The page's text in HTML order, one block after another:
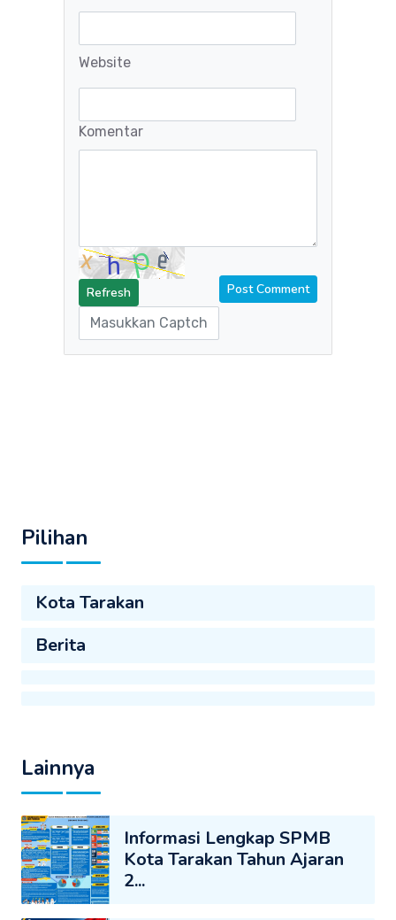
Website
Komentar
Refresh
Pilihan
Kota Tarakan
Berita
Lainnya
Informasi Lengkap SPMB
Kota Tarakan Tahun Ajaran
2...